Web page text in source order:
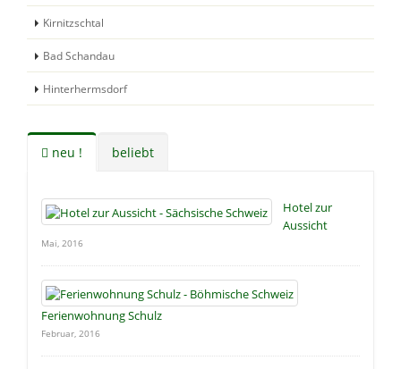
Kirnitzschtal
Bad Schandau
Hinterhermsdorf
neu ! beliebt
Hotel zur
Aussicht
Mai, 2016
Ferienwohnung Schulz
Februar, 2016